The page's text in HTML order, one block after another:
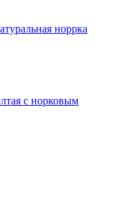
норрка
с норковым